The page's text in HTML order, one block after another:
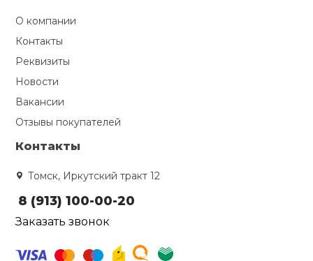
О компании
Контакты
Реквизиты
Новости
Вакансии
Отзывы покупателей
Контакты
Томск, Иркутский тракт 12
8 (913) 100-00-20
Заказать звонок